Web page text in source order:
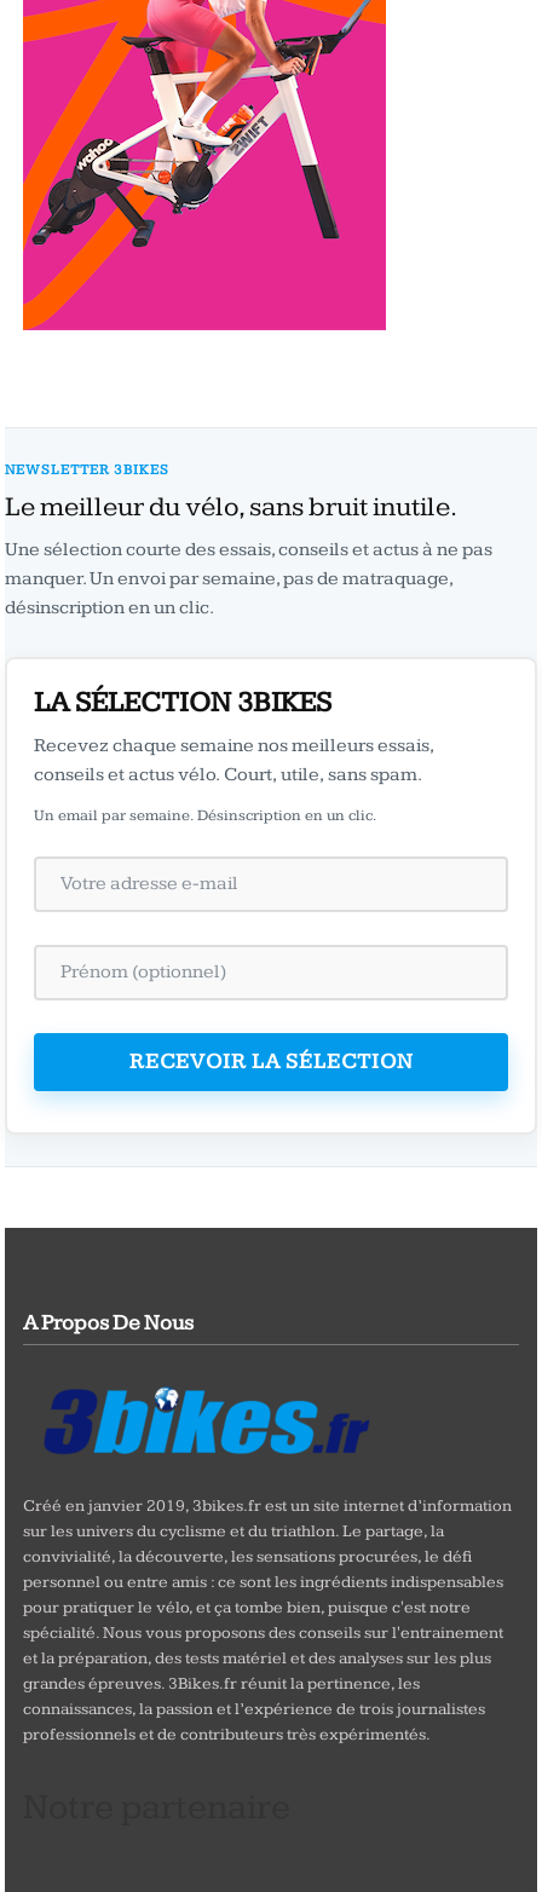
NEWSLETTER 3BIKES
Le meilleur du vélo, sans bruit inutile.
Une sélection courte des essais, conseils et actus à ne pas
manquer. Un envoi par semaine, pas de matraquage,
désinscription en un clic.
LA SÉLECTION 3BIKES
Recevez chaque semaine nos meilleurs essais,
conseils et actus vélo. Court, utile, sans spam.
Un email par semaine. Désinscription en un clic.
RECEVOIR LA SÉLECTION
A Propos De Nous
Créé en janvier 2019, 3bikes.fr est un site internet d’information
sur les univers du cyclisme et du triathlon. Le partage, la
convivialité, la découverte, les sensations procurées, le défi
personnel ou entre amis : ce sont les ingrédients indispensables
pour pratiquer le vélo, et ça tombe bien, puisque c'est notre
spécialité. Nous vous proposons des conseils sur l'entrainement
et la préparation, des tests matériel et des analyses sur les plus
grandes épreuves. 3Bikes.fr réunit la pertinence, les
connaissances, la passion et l’expérience de trois journalistes
professionnels et de contributeurs très expérimentés.